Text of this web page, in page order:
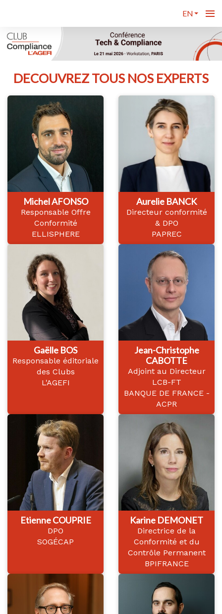
EN
DECOUVREZ TOUS NOS EXPERTS
Michel AFONSO
Responsable Offre
Conformité
ELLISPHERE
Aurelie BANCK
Directeur conformité
& DPO
PAPREC
Gaëlle BOS
Responsable éditoriale
des Clubs
L'AGEFI
Jean-Christophe
CABOTTE
Adjoint au Directeur
LCB-FT
BANQUE DE FRANCE -
ACPR
Etienne COUPRIE
DPO
SOGÉCAP
Karine DEMONET
Directrice de la
Conformité et du
Contrôle Permanent
BPIFRANCE